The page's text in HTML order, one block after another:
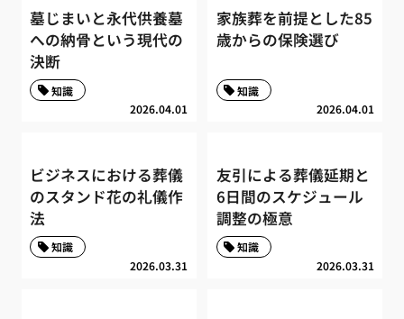
墓じまいと永代供養墓
への納骨という現代の
決断
2026.04.01
知識
家族葬を前提とした85
歳からの保険選び
2026.04.01
知識
ビジネスにおける葬儀
のスタンド花の礼儀作
法
2026.03.31
知識
友引による葬儀延期と
6日間のスケジュール
調整の極意
2026.03.31
知識